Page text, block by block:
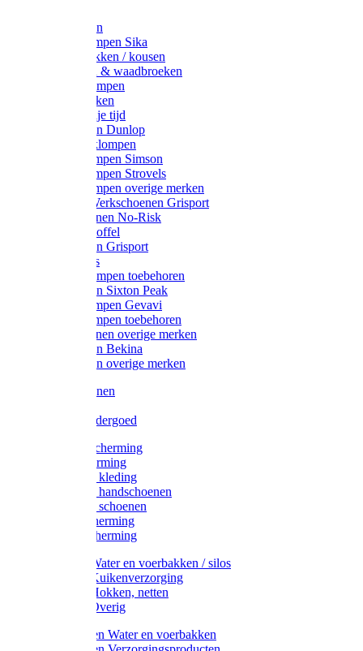
Werksokken
Schoenklompen Sika
Thermo sokken / kousen
Lieslaarzen & waadbroeken
Houten klompen
Wandelsokken
Laarzen vrije tijd
Werklaarzen Dunlop
Kunststof klompen
Schoenklompen Simson
Schoenklompen Strovels
Schoenklompen overige merken
Wandel-/ Werkschoenen Grisport
Werkschoenen No-Risk
Klomppantoffel
Werklaarzen Grisport
Accessoires
Houten klompen toebehoren
Werklaarzen Sixton Peak
Schoenklompen Gevavi
Schoenklompen toebehoren
Werkschoenen overige merken
Werklaarzen Bekina
Werklaarzen overige merken
Handschoenen
Thermo ondergoed
Gehoorbescherming
Oogbescherming
Disposable kleding
Disposable handschoenen
Disposable schoenen
Mondbescherming
Hoofdbescherming
Pluimvee Water en voerbakken / silos
Pluimvee Kuikenverzorging
Pluimvee Hokken, netten
Pluimvee Overig
Knaagdieren Water en voerbakken